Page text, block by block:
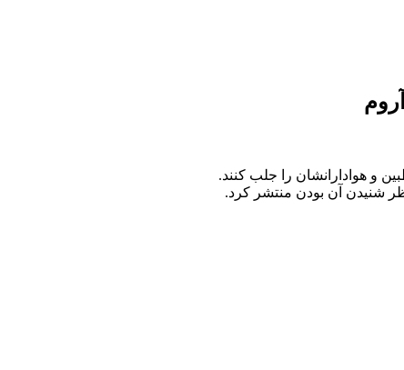
و هوادارانشان را جلب کنند.
شنیدن آن بودن منتشر کرد.